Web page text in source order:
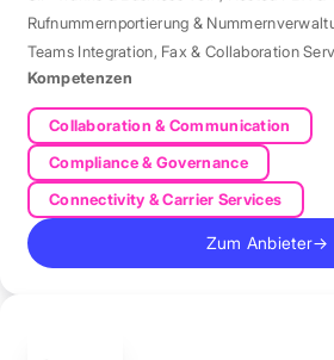
Rufnummernportierung &
Teams Integration, Fax & Collaboration
Kompetenzen
Collaboration & Communication
Compliance & Governance
Connectivity & Carrier Services
Zum Anbieter→